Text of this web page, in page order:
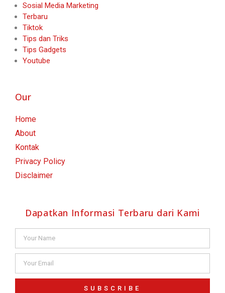
Sosial Media Marketing
Terbaru
Tiktok
Tips dan Triks
Tips Gadgets
Youtube
Our
Home
About
Kontak
Privacy Policy
Disclaimer
Dapatkan Informasi Terbaru dari Kami
SUBSCRIBE